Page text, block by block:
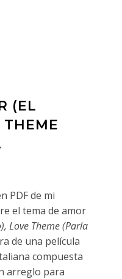
(EL
PDF de mi
el tema de amor
Love Theme (Parla
de una película
compuesta
arreglo para